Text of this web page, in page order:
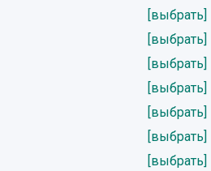
[выбрать]
[выбрать]
[выбрать]
[выбрать]
[выбрать]
[выбрать]
[выбрать]